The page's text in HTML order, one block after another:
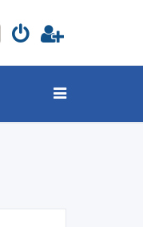
Uitgebreid zoeken